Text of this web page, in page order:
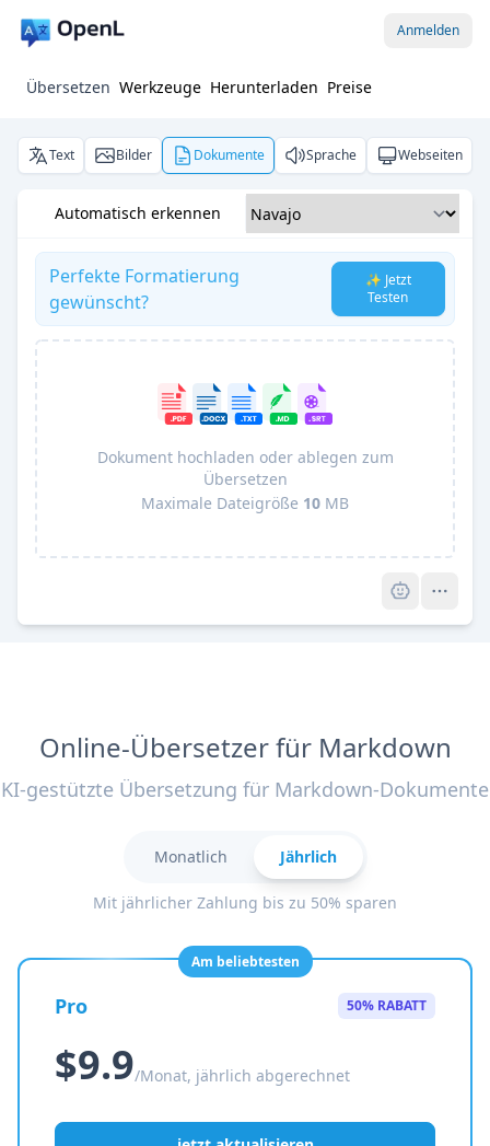
Anmelden
Übersetzen Werkzeuge Herunterladen Preise
Text Bilder Dokumente Sprache Webseiten
Automatisch erkennen
Perfekte Formatierung
gewünscht?
✨ Jetzt
Testen
Dokument hochladen oder ablegen zum
Übersetzen
Maximale Dateigröße 10 MB
Online-Übersetzer für Markdown
KI-gestützte Übersetzung für Markdown-Dokumente
Monatlich Jährlich
Mit jährlicher Zahlung bis zu 50% sparen
Am beliebtesten
Pro 50% RABATT
$9.9/Monat, jährlich abgerechnet